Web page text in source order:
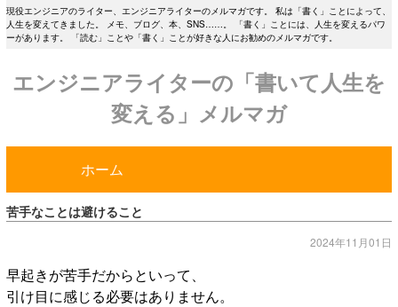
現役エンジニアのライター、エンジニアライターのメルマガです。 私は「書く」ことによって、
人生を変えてきました。 メモ、ブログ、本、SNS……。 「書く」ことには、人生を変えるパワ
ーがあります。 「読む」ことや「書く」ことが好きな人にお勧めのメルマガです。
エンジニアライターの「書いて人生を
変える」メルマガ
ホーム
苦手なことは避けること
2024年11月01日
早起きが苦手だからといって、
引け目に感じる必要はありません。